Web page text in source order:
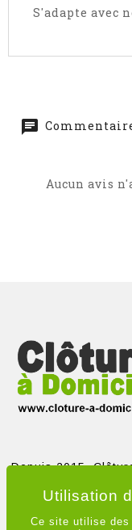
S'adapte avec
Aucun avis
Depuis 2015,
avec clôtures,
Ce site utilise des